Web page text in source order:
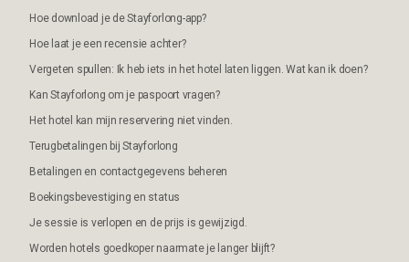
Hoe download je de Stayforlong-app?
Hoe laat je een recensie achter?
Vergeten spullen: Ik heb iets in het hotel laten liggen. Wat kan ik doen?
Kan Stayforlong om je paspoort vragen?
Het hotel kan mijn reservering niet vinden.
Terugbetalingen bij Stayforlong
Betalingen en contactgegevens beheren
Boekingsbevestiging en status
Je sessie is verlopen en de prijs is gewijzigd.
Worden hotels goedkoper naarmate je langer blijft?